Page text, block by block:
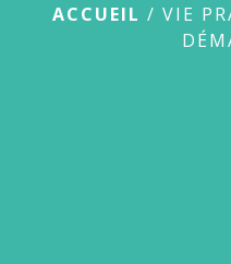
ACCUEIL / VIE